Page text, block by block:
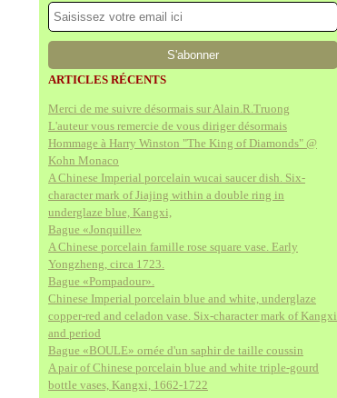
ARTICLES RÉCENTS
Merci de me suivre désormais sur Alain.R.Truong
L'auteur vous remercie de vous diriger désormais
Hommage à Harry Winston "The King of Diamonds" @
Kohn Monaco
A Chinese Imperial porcelain wucai saucer dish. Six-
character mark of Jiajing within a double ring in
underglaze blue, Kangxi,
Bague «Jonquille»
A Chinese porcelain famille rose square vase. Early
Yongzheng, circa 1723.
Bague «Pompadour».
Chinese Imperial porcelain blue and white, underglaze
copper-red and celadon vase. Six-character mark of Kangxi
and period
Bague «BOULE» ornée d'un saphir de taille coussin
A pair of Chinese porcelain blue and white triple-gourd
bottle vases, Kangxi, 1662-1722